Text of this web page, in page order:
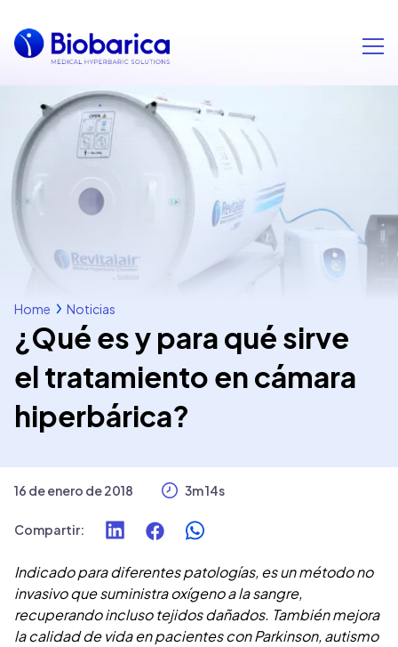
Home Noticias
¿Qué es y para qué sirve
el tratamiento en cámara
hiperbárica?
16 de enero de 2018 3m 14s
Compartir:
Indicado para diferentes patologías, es un método no
invasivo que suministra oxígeno a la sangre,
recuperando incluso tejidos dañados. También mejora
la calidad de vida en pacientes con Parkinson, autismo